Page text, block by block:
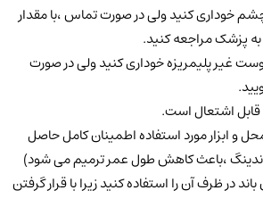
خوداری کنید ولی در صورت تماس ،با مقدار
پزشک مراجعه کنید.
غیر پلیمریزه خوداری کنید ولی در صورت
و ابزار مورد استفاده اطمینان کامل حاصل
،باعث کاهش طول عمر ترمیم می شود)
در ظرف آن را استفاده کنید زیرا با قرار گرفتن